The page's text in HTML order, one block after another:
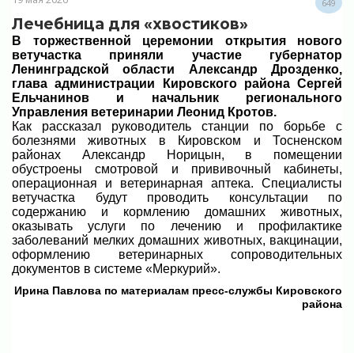
649
Лечебница для «хвостиков»
В торжественной церемонии открытия нового
ветучастка приняли участие губернатор
Ленинградской области Александр Дрозденко,
глава администрации Кировского района Сергей
Ельчанинов и начальник регионального
Управления ветеринарии Леонид Кротов.
Как рассказал руководитель станции по борьбе с
болезнями животных в Кировском и Тосненском
районах Александр Норицын, в помещении
обустроены смотровой и прививочный кабинеты,
операционная и ветеринарная аптека. Специалисты
ветучастка будут проводить консультации по
содержанию и кормлению домашних животных,
оказывать услуги по лечению и профилактике
заболеваний мелких домашних животных, вакцинации,
оформлению ветеринарных сопроводительных
документов в системе «Меркурий».
Ирина Павлова по материалам пресс-службы Кировского
района